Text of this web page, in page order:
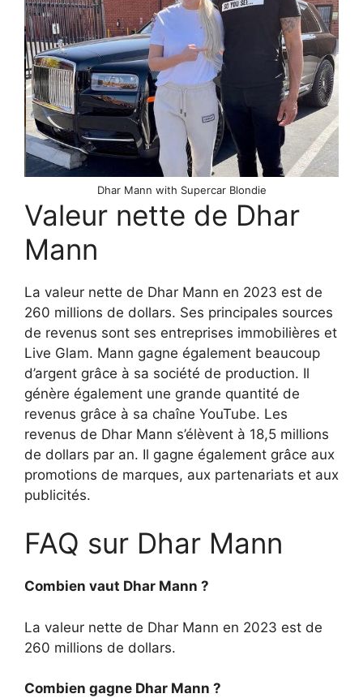
Dhar Mann with Supercar Blondie
Valeur nette de Dhar
Mann
La valeur nette de Dhar Mann en 2023 est de
260 millions de dollars. Ses principales sources
de revenus sont ses entreprises immobilières et
Live Glam. Mann gagne également beaucoup
d’argent grâce à sa société de production. Il
génère également une grande quantité de
revenus grâce à sa chaîne YouTube. Les
revenus de Dhar Mann s’élèvent à 18,5 millions
de dollars par an. Il gagne également grâce aux
promotions de marques, aux partenariats et aux
publicités.
FAQ sur Dhar Mann
Combien vaut Dhar Mann ?
La valeur nette de Dhar Mann en 2023 est de
260 millions de dollars.
Combien gagne Dhar Mann ?